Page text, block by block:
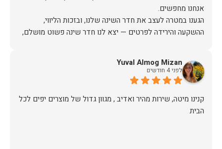
הגענו במטרה לעצב את חדר השינה שלנו, ובזכות הליווי,
ההשקעה והירידה לפרטים — יצא לנו חדר שינה פשוט מושלם,
אין ספק שעשינו את הבחירה הנכונה. ממליצים מכל הלב לכל מי
Yuval Almog Mizan
לפני 4 חודשים
קנינו מיטה, שירות מהיר ואדיב , מגוון גדול של מוצרים יפים לכל
הבית